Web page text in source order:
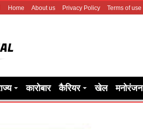
Home About us Privacy Policy Terms of use
कारोबार कैरियर खेल मनोरंजन